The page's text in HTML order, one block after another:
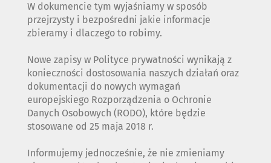
W dokumencie tym wyjaśniamy w sposób
przejrzysty i bezpośredni jakie informacje
zbieramy i dlaczego to robimy.
Nowe zapisy w Polityce prywatności wynikają z
konieczności dostosowania naszych działań oraz
dokumentacji do nowych wymagań
europejskiego Rozporządzenia o Ochronie
Danych Osobowych (RODO), które będzie
stosowane od 25 maja 2018 r.
Informujemy jednocześnie, że nie zmieniamy